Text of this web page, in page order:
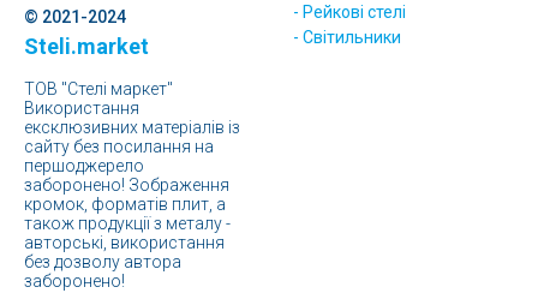
© 2021-2024
Steli.market
ТОВ "Стелі маркет"
Використання
ексклюзивних матеріалів із
сайту без посилання на
першоджерело
заборонено! Зображення
кромок, форматів плит, а
також продукції з металу -
авторські, використання
без дозволу автора
заборонено!
- Рейкові стелі
- Світильники